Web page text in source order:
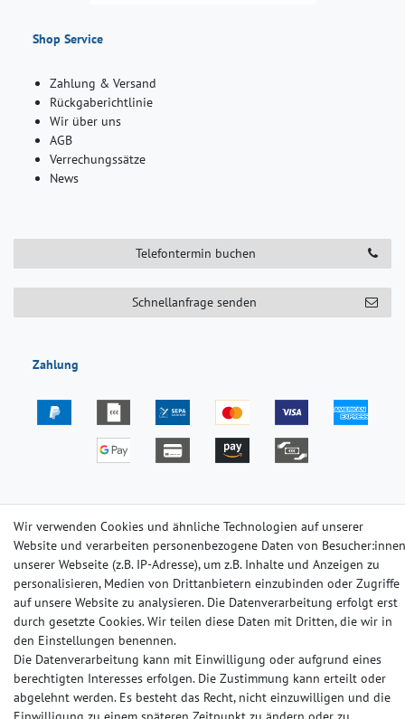
Shop Service
Zahlung & Versand
Rückgaberichtlinie
Wir über uns
AGB
Verrechungssätze
News
Telefontermin buchen
Schnellanfrage senden
Zahlung
Impressum Daten­schutz­erklärung
Barrierefreiheitserklärung Widerrufs­recht Kontakt
Wir verwenden Cookies und ähnliche Technologien auf unserer
Website und verarbeiten personenbezogene Daten von Besucher:innen
unserer Webseite (z.B. IP-Adresse), um z.B. Inhalte und Anzeigen zu
personalisieren, Medien von Drittanbietern einzubinden oder Zugriffe
auf unsere Website zu analysieren. Die Datenverarbeitung erfolgt erst
durch gesetzte Cookies. Wir teilen diese Daten mit Dritten, die wir in
den Einstellungen benennen.
Die Datenverarbeitung kann mit Einwilligung oder aufgrund eines
berechtigten Interesses erfolgen. Die Zustimmung kann erteilt oder
abgelehnt werden. Es besteht das Recht, nicht einzuwilligen und die